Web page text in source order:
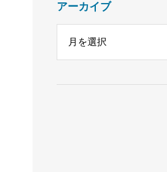
アーカイブ